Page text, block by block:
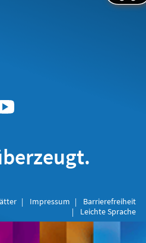
Impressum
Barrierefreiheit
Leichte Sprache